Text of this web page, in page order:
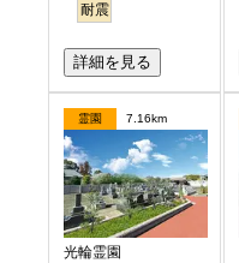
耐震
詳細を見る
霊園 7.16km
光輪霊園